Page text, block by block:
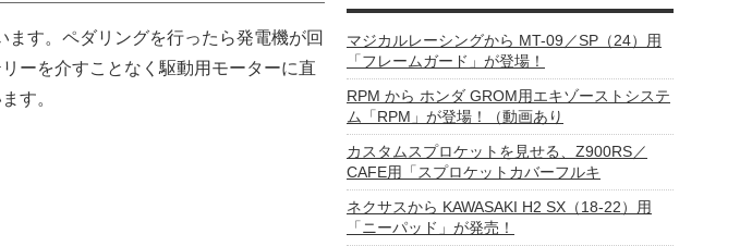
す。ペダリングを行ったら発電機が回
ーを介すことなく駆動用モーターに直
す。
マジカルレーシングから MT-09／SP（24）用
「フレームガード」が登場！
RPM から ホンダ GROM用エキゾーストシステ
ム「RPM」が登場！（動画あり
カスタムスプロケットを見せる、Z900RS／
CAFE用「スプロケットカバーフルキ
ネクサスから KAWASAKI H2 SX（18-22）用
「ニーパッド」が発売！